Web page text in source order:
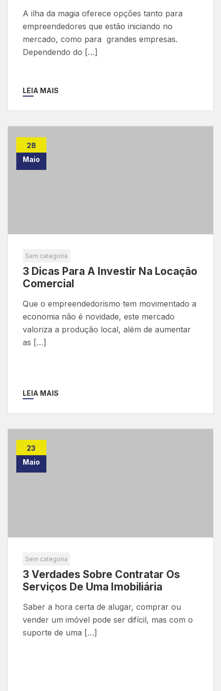
A ilha da magia oferece opções tanto para
empreendedores que estão iniciando no
mercado, como para grandes empresas.
Dependendo do […]
LEIA MAIS
28
Maio
Sem categoria
3 Dicas Para A Investir Na Locação
Comercial
Que o empreendedorismo tem movimentado a
economia não é novidade, este mercado
valoriza a produção local, além de aumentar
as […]
LEIA MAIS
23
Maio
Sem categoria
3 Verdades Sobre Contratar Os
Serviços De Uma Imobiliária
Saber a hora certa de alugar, comprar ou
vender um imóvel pode ser difícil, mas com o
suporte de uma […]